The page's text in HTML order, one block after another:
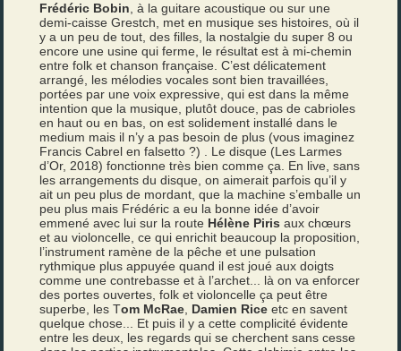
Frédéric Bobin , à la guitare acoustique ou sur une
demi-caisse Grestch, met en musique ses histoires, où il
y a un peu de tout, des filles, la nostalgie du super 8 ou
encore une usine qui ferme, le résultat est à mi-chemin
entre folk et chanson française. C’est délicatement
arrangé, les mélodies vocales sont bien travaillées,
portées par une voix expressive, qui est dans la même
intention que la musique, plutôt douce, pas de cabrioles
en haut ou en bas, on est solidement installé dans le
medium mais il n’y a pas besoin de plus (vous imaginez
Francis Cabrel en falsetto ?) . Le disque (Les Larmes
d’Or, 2018) fonctionne très bien comme ça. En live, sans
les arrangements du disque, on aimerait parfois qu’il y
ait un peu plus de mordant, que la machine s’emballe un
peu plus mais Frédéric a eu la bonne idée d’avoir
emmené avec lui sur la route Hélène Piris aux chœurs
et au violoncelle, ce qui enrichit beaucoup la proposition,
l’instrument ramène de la pêche et une pulsation
rythmique plus appuyée quand il est joué aux doigts
comme une contrebasse et à l’archet... là on va enforcer
des portes ouvertes, folk et violoncelle ça peut être
superbe, les Tom McRae Damien Rice etc en savent
quelque chose... Et puis il y a cette complicité évidente
entre les deux, les regards qui se cherchent sans cesse